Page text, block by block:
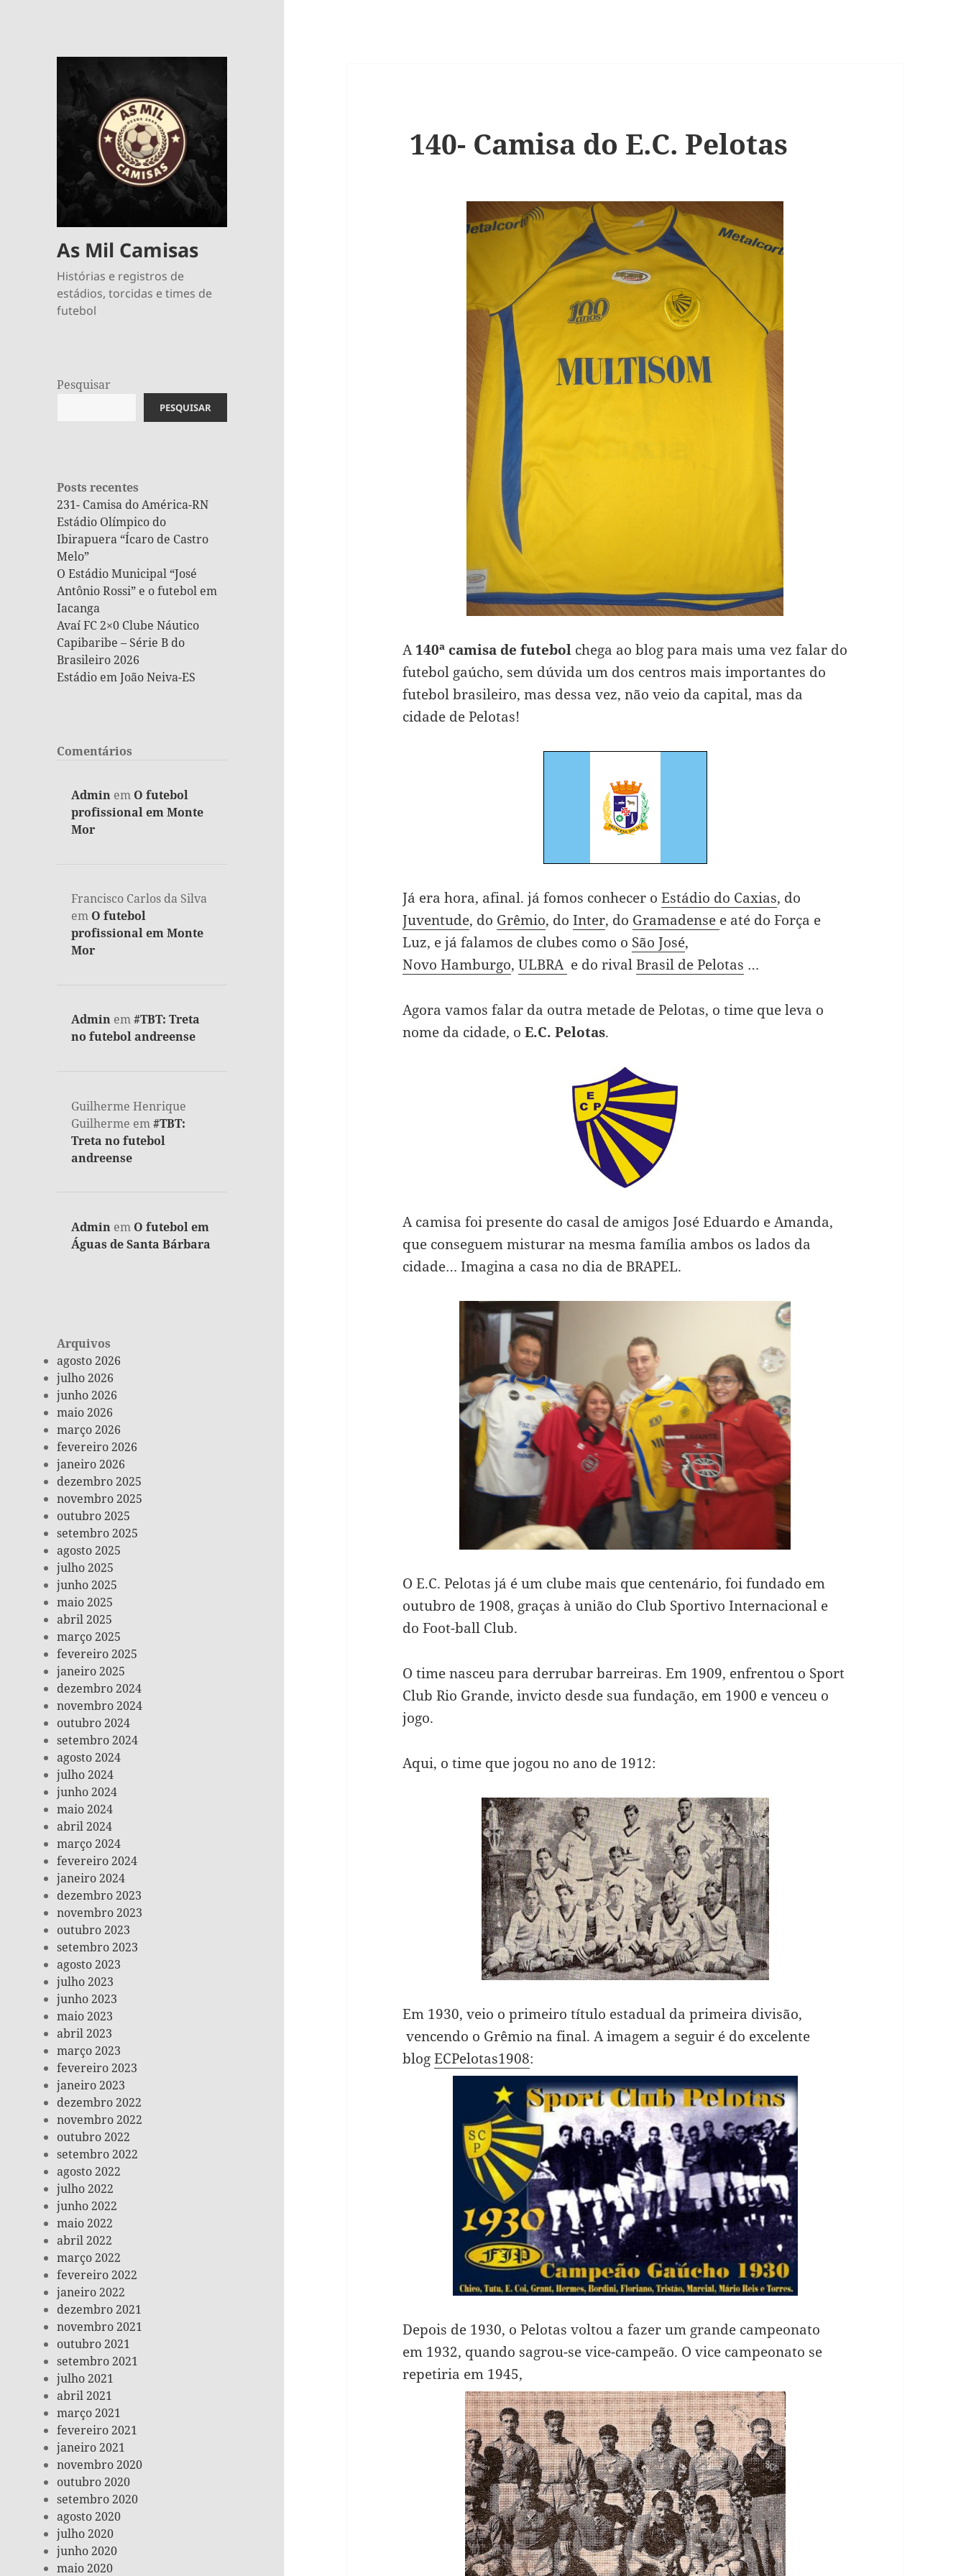
As Mil Camisas
Histórias e registros de
estádios, torcidas e times de
futebol
Pesquisar
PESQUISAR
Posts recentes
231- Camisa do América-RN
Estádio Olímpico do
Ibirapuera “Ícaro de Castro
Melo”
O Estádio Municipal “José
Antônio Rossi” e o futebol em
Iacanga
Avaí FC 2×0 Clube Náutico
Capibaribe – Série B do
Brasileiro 2026
Estádio em João Neiva-ES
Comentários
Admin em O futebol
profissional em Monte
Mor
Francisco Carlos da Silva
em O futebol
profissional em Monte
Mor
Admin em#TBT: Treta
no futebol andreense
Guilherme Henrique
Guilherme em#TBT:
Treta no futebol
andreense
Admin em O futebol em
Águas de Santa Bárbara
Arquivos
agosto 2026
julho 2026
junho 2026
maio 2026
março 2026
fevereiro 2026
janeiro 2026
dezembro 2025
novembro 2025
outubro 2025
setembro 2025
agosto 2025
julho 2025
junho 2025
maio 2025
abril 2025
março 2025
fevereiro 2025
janeiro 2025
dezembro 2024
novembro 2024
outubro 2024
setembro 2024
agosto 2024
julho 2024
junho 2024
maio 2024
abril 2024
março 2024
fevereiro 2024
janeiro 2024
dezembro 2023
novembro 2023
outubro 2023
setembro 2023
agosto 2023
julho 2023
junho 2023
maio 2023
abril 2023
março 2023
fevereiro 2023
janeiro 2023
dezembro 2022
novembro 2022
outubro 2022
setembro 2022
agosto 2022
julho 2022
junho 2022
maio 2022
abril 2022
março 2022
fevereiro 2022
janeiro 2022
dezembro 2021
novembro 2021
outubro 2021
setembro 2021
julho 2021
abril 2021
março 2021
fevereiro 2021
janeiro 2021
novembro 2020
outubro 2020
setembro 2020
agosto 2020
julho 2020
junho 2020
maio 2020
140- Camisa do E.C. Pelotas
A140ª camisa de futebol chega ao blog para mais uma vez falar do
futebol gaúcho, sem dúvida um dos centros mais importantes do
futebol brasileiro, mas dessa vez, não veio da capital, mas da
cidade de Pelotas!
Já era hora, afinal. já fomos conhecer oEstádio do Caxias, do
Juventude, do Grêmio, doInter, do Gramadense e até do Força e
Luz, e já falamos de clubes como o São José,
Novo Hamburgo,ULBRA e do rivalBrasil de Pelotas …
Agora vamos falar da outra metade de Pelotas, o time que leva o
nome da cidade, oE.C. Pelotas.
A camisa foi presente do casal de amigos José Eduardo e Amanda,
que conseguem misturar na mesma família ambos os lados da
cidade… Imagina a casa no dia de BRAPEL.
O E.C. Pelotas já é um clube mais que centenário, foi fundado em
outubro de 1908, graças à união do Club Sportivo Internacional e
do Foot-ball Club.
O time nasceu para derrubar barreiras. Em 1909, enfrentou o Sport
Club Rio Grande, invicto desde sua fundação, em 1900 e venceu o
jogo.
Aqui, o time que jogou no ano de 1912:
Em 1930, veio o primeiro título estadual da primeira divisão,
vencendo o Grêmio na final. A imagem a seguir é do excelente
blogECPelotas1908:
Depois de 1930, o Pelotas voltou a fazer um grande campeonato
em 1932, quando sagrou-se vice-campeão. O vice campeonato se
repetiria em 1945,